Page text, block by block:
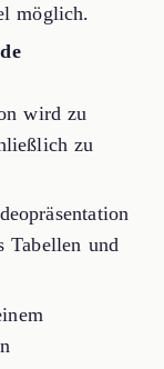
möglich.
wird zu
zu
Tabellen und